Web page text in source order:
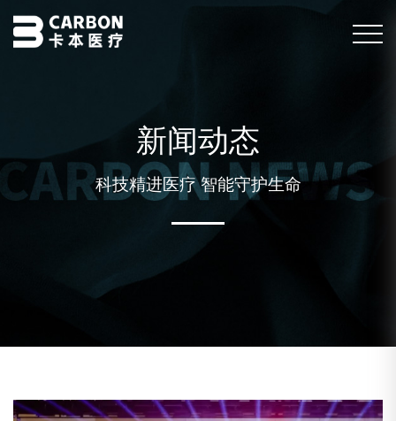
新闻动态
科技精进医疗 智能守护生命